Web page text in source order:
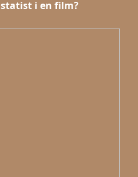
i en film?